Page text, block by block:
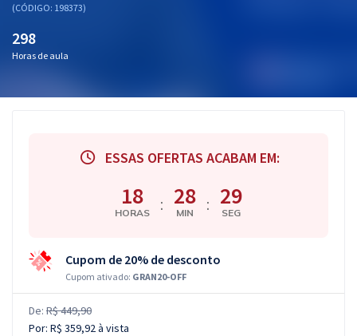
(CÓDIGO: 198373)
298
Horas de aula
ESSAS OFERTAS ACABAM EM:
18
HORAS : 28
MIN : 28
SEG
Cupom de 20% de desconto
Cupom ativado: GRAN20-OFF
De: R$ 449,90
Por: R$ 359,92à vista